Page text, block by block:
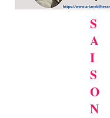
S
A
I
S
O
N